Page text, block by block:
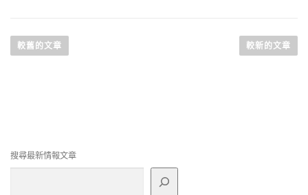
章
較舊的文章 較新的文章
搜尋最新情報文章